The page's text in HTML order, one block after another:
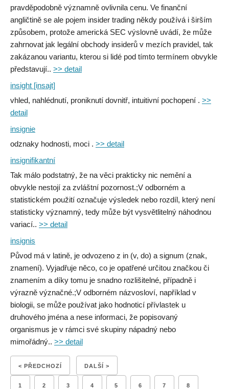
pravděpodobně významně ovlivnila cenu. Ve finanční
angličtině se ale pojem insider trading někdy používá i širším
způsobem, protože americká SEC výslovně uvádí, že může
zahrnovat jak legální obchody insiderů v mezích pravidel, tak
zakázanou variantu, kterou si lidé pod tímto termínem obvykle
představují.. >> detail
insight [insajt]
vhled, nahlédnutí, proniknutí dovnitř, intuitivní pochopení . >>
detail
insignie
odznaky hodnosti, moci . >> detail
insignifikantní
Tak málo podstatný, že na věci prakticky nic nemění a
obvykle nestojí za zvláštní pozornost.;V odborném a
statistickém použití označuje výsledek nebo rozdíl, který není
statisticky významný, tedy může být vysvětlitelný náhodnou
variací.. >> detail
insignis
Původ má v latině, je odvozeno z in (v, do) a signum (znak,
znamení). Vyjadřuje něco, co je opatřené určitou značkou či
znamením a díky tomu je snadno rozlišitelné, případně i
výrazně význačné.;V odborném názvosloví, například v
biologii, se může používat jako hodnoticí přívlastek u
druhového jména a nese informaci, že popisovaný
organismus je v rámci své skupiny nápadný nebo
mimořádný.. >> detail
< PŘEDCHOZÍ DALŠÍ >
1 2 3 4 5 6 7 8